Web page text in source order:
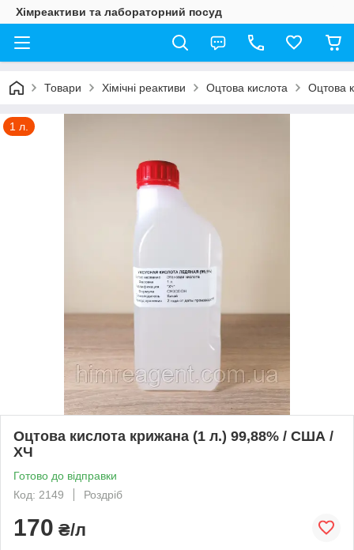
Хімреактиви та лабораторний посуд
Товари Хімічні реактиви Оцтова кислота Оцтова
1 л.
Оцтова кислота крижана (1 л.) 99,88% / США /
ХЧ
Готово до відправки
Код: 2149
Роздріб
170 ₴/л